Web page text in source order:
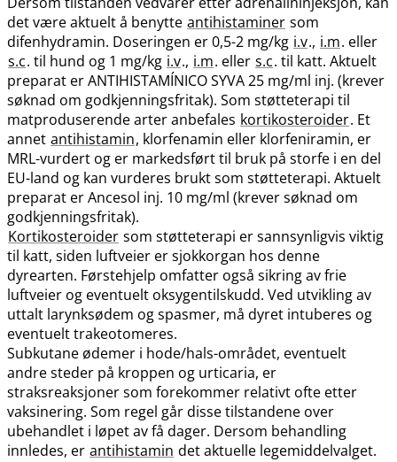
det være aktuelt å benytte antihistaminer som
difenhydramin. Doseringen er 0,5-2 mg/kg i.v., i.m. eller
s.c. til hund og 1 mg/kg i.v., i.m. eller s.c. til katt. Aktuelt
preparat er ANTIHISTAMÍNICO SYVA 25 mg/ml inj. (krever
søknad om godkjenningsfritak). Som støtteterapi til
matproduserende arter anbefales kortikosteroider. Et
annet antihistamin, klorfenamin eller klorfeniramin, er
MRL-vurdert og er markedsført til bruk på storfe i en del
EU-land og kan vurderes brukt som støtteterapi. Aktuelt
preparat er Ancesol inj. 10 mg/ml (krever søknad om
godkjenningsfritak).
Kortikosteroider som støtteterapi er sannsynligvis viktig
til katt, siden luftveier er sjokkorgan hos denne
dyrearten. Førstehjelp omfatter også sikring av frie
luftveier og eventuelt oksygentilskudd. Ved utvikling av
uttalt larynksødem og spasmer, må dyret intuberes og
eventuelt trakeotomeres.
Subkutane ødemer i hode​/​hals-området, eventuelt
andre steder på kroppen og urticaria, er
straksreaksjoner som forekommer relativt ofte etter
vaksinering. Som regel går disse tilstandene over
ubehandlet i løpet av få dager. Dersom behandling
innledes, er antihistamin det aktuelle legemiddelvalget.